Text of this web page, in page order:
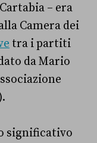
– era
Camera dei
tra i partiti
da Mario
significativo